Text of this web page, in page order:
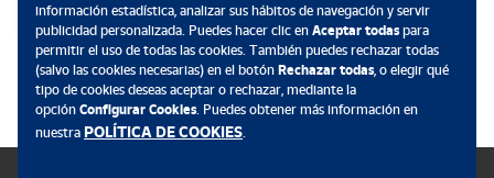
información estadística, analizar sus hábitos de navegación y servir
publicidad personalizada. Puedes hacer clic en Aceptar todaspara
permitir el uso de todas las cookies. También puedes rechazar todas
(salvo las cookies necesarias) en el botón Rechazar todas, o elegir qué
tipo de cookies deseas aceptar o rechazar, mediante la
opción Configurar Cookies. Puedes obtener más información en
nuestra POLÍTICA DE COOKIES.